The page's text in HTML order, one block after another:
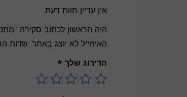
אין עדיין חוות דעת.
היה הראשון לכתוב סקירה
האימייל לא יוצג באתר. שדות
הדירוג שלך *